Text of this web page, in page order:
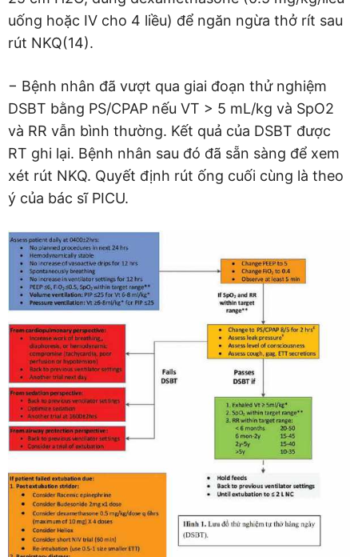
uống hoặc IV cho 4 liều) để ngăn ngừa thở rít sau
rút NKQ(14).
− Bệnh nhân đã vượt qua giai đoạn thử nghiệm
DSBT bằng PS/CPAP nếu VT > 5 mL/kg và SpO2
và RR vẫn bình thường. Kết quả của DSBT được
RT ghi lại. Bệnh nhân sau đó đã sẵn sàng để xem
xét rút NKQ. Quyết định rút ống cuối cùng là theo
ý của bác sĩ PICU.